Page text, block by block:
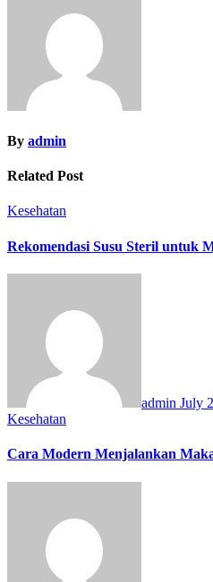
By admin
Related Post
Kesehatan
Rekomendasi Susu Steril untuk
admin July
Kesehatan
Cara Modern Menjalankan